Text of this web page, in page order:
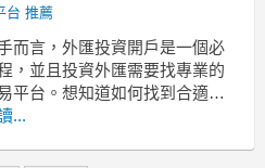
台 推薦
而言，外匯投資開戶是一個必
，並且投資外匯需要找專業的
平台。想知道如何找到合適的
平台進行開戶嗎？本文將為廣
...